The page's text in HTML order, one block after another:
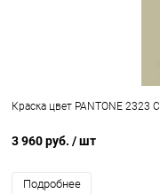
Краска цвет PANTONE 2323 C
3 960 руб. / шт
Подробнее